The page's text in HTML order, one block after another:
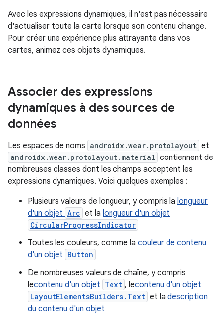
Avec les expressions dynamiques, il n'est pas nécessaire
d'actualiser toute la carte lorsque son contenu change.
Pour créer une expérience plus attrayante dans vos
cartes, animez ces objets dynamiques.
Associer des expressions
dynamiques à des sources de
données
Les espaces de noms androidx.wear.protolayout et
androidx.wear.protolayout.material contiennent de
nombreuses classes dont les champs acceptent les
expressions dynamiques. Voici quelques exemples :
Plusieurs valeurs de longueur, y compris la longueur
d'un objet Arc et la longueur d'un objet
CircularProgressIndicator
Toutes les couleurs, comme la couleur de contenu
d'un objet Button
De nombreuses valeurs de chaîne, y compris
lecontenu d'un objet Text , lecontenu d'un objet
LayoutElementsBuilders.Text et la description
du contenu d'un objet